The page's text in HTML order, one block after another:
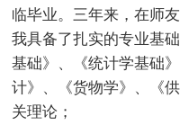
临毕业。三年来，在师
我具备了扎实的专业基
基础》、《统计学基础
计》、《货物学》、《
关理论；